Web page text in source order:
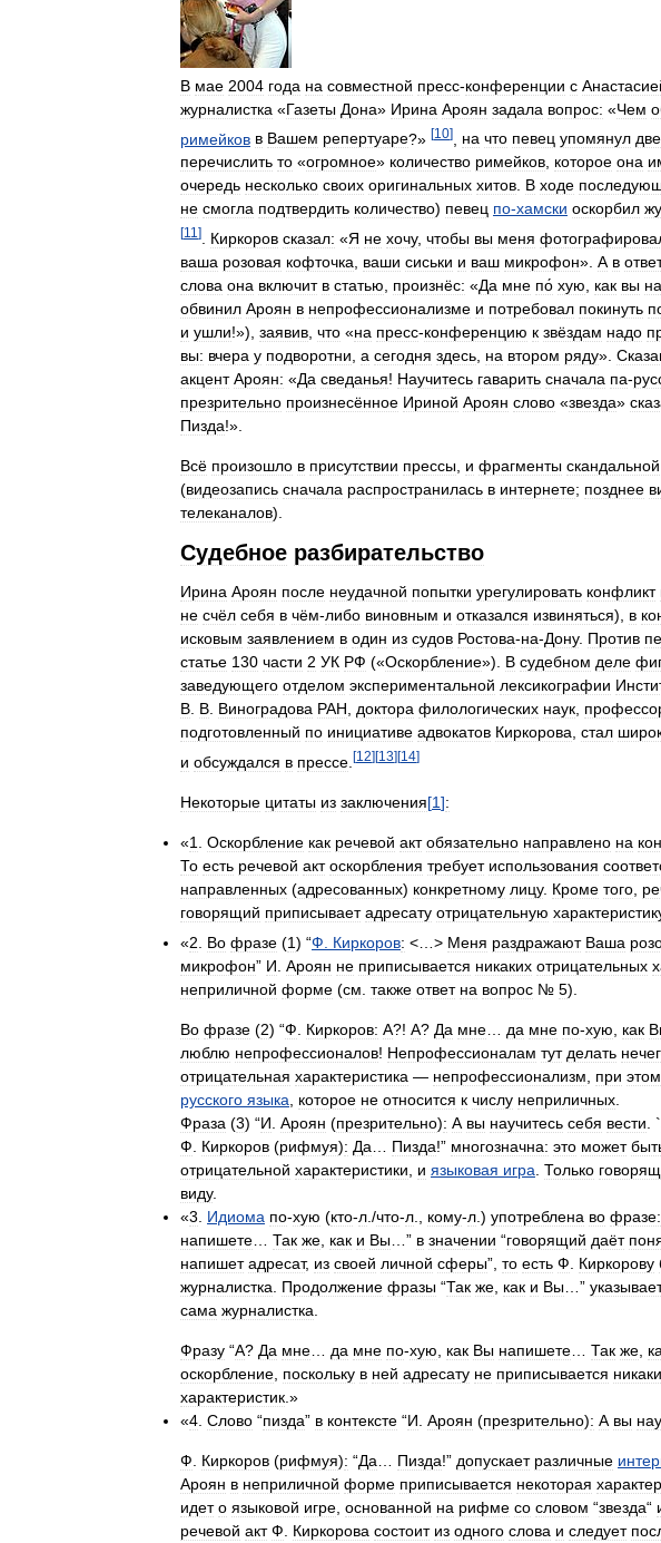
В мае 2004 года на совместной пресс-конференции с
журналистка «Газеты Дона» Ирина Ароян задала вопрос: «Чем
римейков в Вашем репертуаре?» [10] на что певец упомянул две
перечислить то «огромное» количество римейков, которое она
очередь несколько своих оригинальных хитов. В ходе
не смогла подтвердить количество) певец по-хамски оскорбил
[11 ] Киркоров сказал: «Я не хочу, чтобы вы меня
ваша розовая кофточка ваши сиськи и ваш микрофон». А в
слова она включит в статью произнёс: «Да мне по́ хую как вы
обвинил Ароян в непрофессионализме и потребовал покинуть
и ушли!»), заявив что «на пресс-конференцию к звёздам надо
вы: вчера у подворотни а сегодня здесь на втором ряду».
акцент Ароян: «Да сведанья! Научитесь гаварить сначала па-
презрительно произнесённое Ириной Ароян слово «звезда»
Пизда!».
Всё произошло в присутствии прессы и фрагменты скандальной
(видеозапись сначала распространилась в интернете; позднее
телеканалов).
Судебное разбирательство
Ирина Ароян после неудачной попытки урегулировать конфликт
не счёл себя в чём-либо виновным и отказался извиняться), в
исковым заявлением в один из судов Ростова-на-Дону. Против
статье 130 части 2 УК РФ («Оскорбление»). В судебном деле
заведующего отделом экспериментальной лексикографии
В В Виноградова РАН доктора филологических наук
подготовленный по инициативе адвокатов Киркорова стал
и обсуждался в прессе [12][13][14]
Некоторые цитаты из заключения[1]:
«1 Оскорбление как речевой акт обязательно направлено на
То есть речевой акт оскорбления требует использования
направленных (адресованных) конкретному лицу. Кроме того
говорящий приписывает адресату отрицательную
«2 Во фразе (1) “Ф Киркоров: <…> Меня раздражают Ваша
микрофон” И Ароян не приписывается никаких отрицательных
неприличной форме (см также ответ на вопрос № 5).
Во фразе (2) “Ф Киркоров: А?! А? Да мне да мне по-хую как
люблю непрофессионалов! Непрофессионалам тут делать
отрицательная характеристика — непрофессионализм при этом
русского языка которое не относится к числу неприличных
Фраза (3) “И Ароян (презрительно): А вы научитесь себя вести . `
Ф
Киркоров (рифмуя): Да Пизда!” многозначна: это может
отрицательной характеристики и языковая игра Только
виду.
«3 Идиома по-хую (кто-л ./что-л кому-л .) употреблена во фразе:
напишете
Так же как и Вы …” в значении “говорящий даёт
напишет адресат, из своей личной сферы”, то есть Ф Киркорову
журналистка
Продолжение фразы “Так же как и Вы …”
сама журналистка
Фразу “А? Да мне да мне по-хую как Вы напишете Так же
оскорбление поскольку в ней адресату не приписывается
характеристик .»
«4 Слово “пизда” в контексте “И Ароян (презрительно): А вы
Ф Киркоров (рифмуя): “Да Пизда!” допускает различные
Ароян в неприличной форме приписывается некоторая
идет о языковой игре основанной на рифме со словом “звезда“
речевой акт Ф Киркорова состоит из одного слова и следует